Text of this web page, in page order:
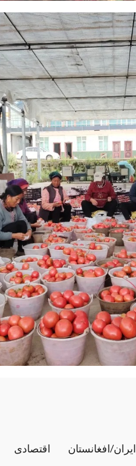
ایران/افغانستان اقتصادی